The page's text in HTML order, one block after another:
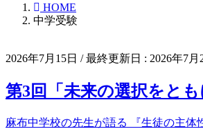
HOME
中学受験
2026年7月15日 / 最終更新日 : 2026年7月
第3回「未来の選択をと
麻布中学校の先生が語る 『生徒の主